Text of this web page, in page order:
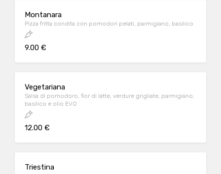
Montanara
Pizza fritta condita con pomodori pelati, parmigiano, basilico
9.00 €
Vegetariana
Salsa di pomodoro, fior di latte, verdure grigliate, parmigiano,
basilico e olio EVO
12.00 €
Triestina